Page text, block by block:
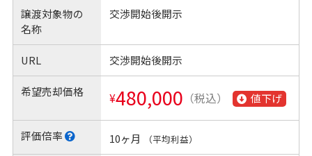
譲渡対象物の
名称
交渉開始後開示
URL 交渉開始後開示
希望売却価格 ¥480,000 （税込） 値下げ
評価倍率 10ヶ月 （平均利益）